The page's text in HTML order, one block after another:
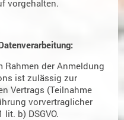
vorgehalten.
Rahmen der Anmeldung
ist zulässig zur
Vertrags (Teilnahme
vorvertraglicher
b) DSGVO.